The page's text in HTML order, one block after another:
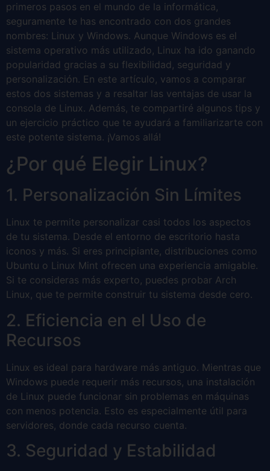
primeros pasos en el mundo de la informática,
seguramente te has encontrado con dos grandes
nombres: Linux y Windows. Aunque Windows es el
sistema operativo más utilizado, Linux ha ido ganando
popularidad gracias a su flexibilidad, seguridad y
personalización. En este artículo, vamos a comparar
estos dos sistemas y a resaltar las ventajas de usar la
consola de Linux. Además, te compartiré algunos tips y
un ejercicio práctico que te ayudará a familiarizarte con
este potente sistema. ¡Vamos allá!
¿Por qué Elegir Linux?
1. Personalización Sin Límites
Linux te permite personalizar casi todos los aspectos
de tu sistema. Desde el entorno de escritorio hasta
iconos y más. Si eres principiante, distribuciones como
Ubuntu o Linux Mint ofrecen una experiencia amigable.
Si te consideras más experto, puedes probar Arch
Linux, que te permite construir tu sistema desde cero.
2. Eficiencia en el Uso de
Recursos
Linux es ideal para hardware más antiguo. Mientras que
Windows puede requerir más recursos, una instalación
de Linux puede funcionar sin problemas en máquinas
con menos potencia. Esto es especialmente útil para
servidores, donde cada recurso cuenta.
3. Seguridad y Estabilidad